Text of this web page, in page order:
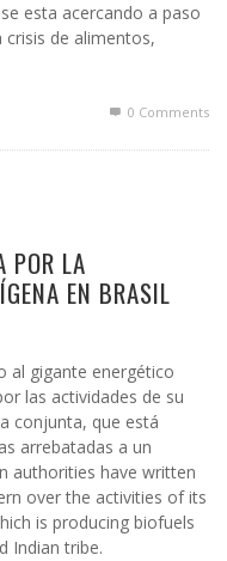
esta acercando a paso
de alimentos,
0 Comments
POR LA
EN BRASIL
al gigante energético
las actividades de su
conjunta, que está
arrebatadas a un
authorities have written
over the activities of its
is producing biofuels
Indian tribe.